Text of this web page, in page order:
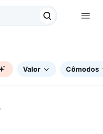
Valor Cômodos